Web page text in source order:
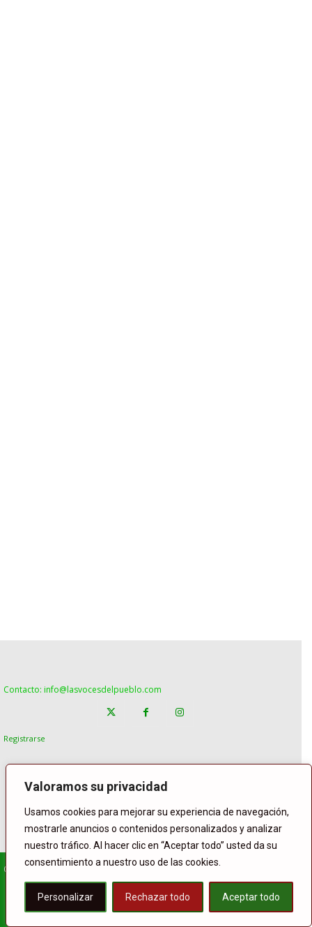
Valoramos su privacidad
Usamos cookies para mejorar su experiencia de navegación,
mostrarle anuncios o contenidos personalizados y analizar
nuestro tráfico. Al hacer clic en “Aceptar todo” usted da su
consentimiento a nuestro uso de las cookies.
Personalizar Rechazar todo Aceptar todo
Contacto: info@lasvocesdelpueblo.com
Registrarse
© Copyright Lasvocesdelpueblo
Homepage POLÍTICA ESPAÑA GENTE
INTERNACIONAL
DEPORTE
El Tiempo Lasvoces
Facebook
TwitterBufferWhatsApp
Compartir